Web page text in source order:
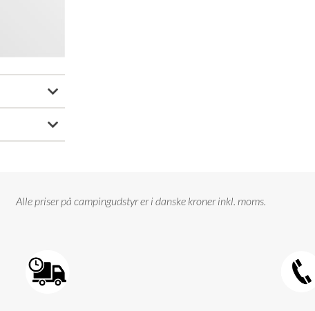
Alle priser på campingudstyr er i danske kroner inkl. moms.